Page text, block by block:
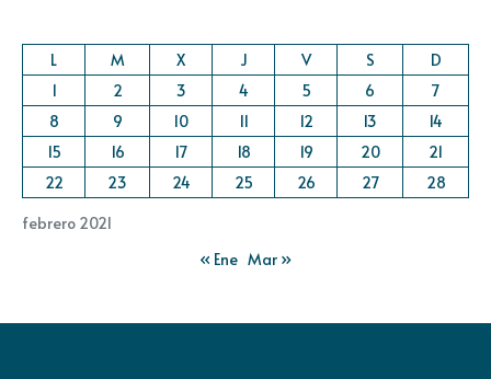
febrero 2021
L M X J V S
D
1
2 3 4 5 6
7
8
9 10 11 12 13
14
15
16 17 18 19 20
21
22
23 24 25 26 27 28
« Ene Mar »